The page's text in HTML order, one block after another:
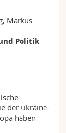
Markus
Politik
der Ukraine-
haben